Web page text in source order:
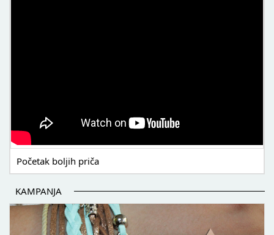
Početak boljih priča
KAMPANJA